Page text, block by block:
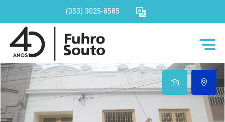
(053) 3025-8585